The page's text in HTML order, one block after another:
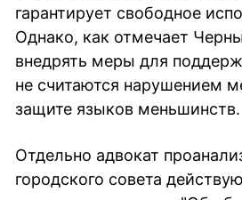
гарантирует свободное
Однако, как отмечает
внедрять меры для
не считаются нарушением
защите языков меньшинств.
Отдельно адвокат
городского совета